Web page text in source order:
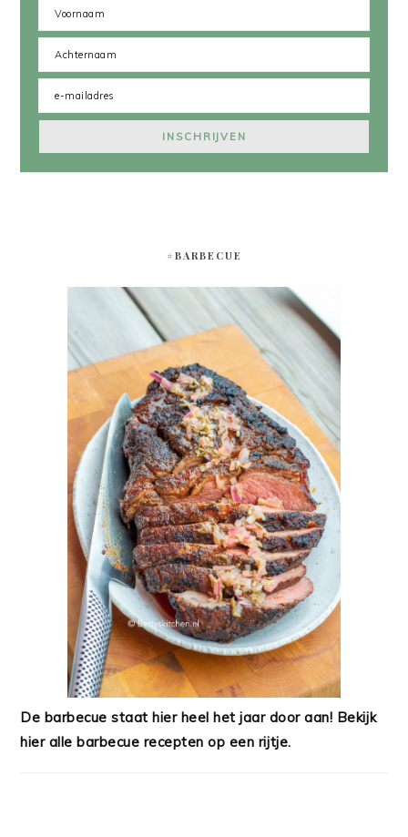
#BARBECUE
De barbecue staat hier heel het jaar door aan! Bekijk
hier alle barbecue recepten op een rijtje.